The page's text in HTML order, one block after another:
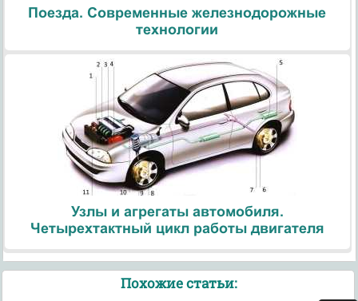
Поезда. Современные железнодорожные
технологии
Узлы и агрегаты автомобиля.
Четырехтактный цикл работы двигателя
Похожие статьи: